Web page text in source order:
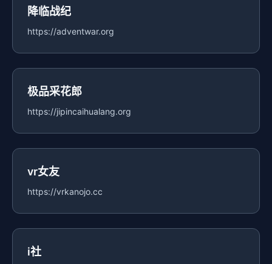
降临战纪
https://adventwar.org
极品采花郎
https://jipincaihualang.org
vr女友
https://vrkanojo.cc
i社